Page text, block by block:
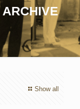
Show all